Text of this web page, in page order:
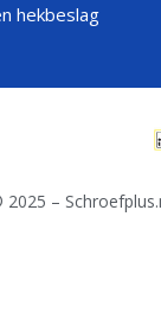
hekbeslag
2025 –